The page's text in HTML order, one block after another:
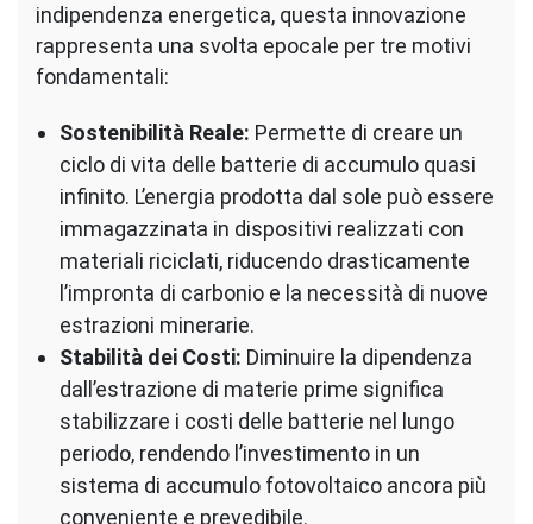
indipendenza energetica, questa innovazione
rappresenta una svolta epocale per tre motivi
fondamentali:
Sostenibilità Reale: Permette di creare un
ciclo di vita delle batterie di accumulo quasi
infinito. L’energia prodotta dal sole può essere
immagazzinata in dispositivi realizzati con
materiali riciclati, riducendo drasticamente
l’impronta di carbonio e la necessità di nuove
estrazioni minerarie.
Stabilità dei Costi: Diminuire la dipendenza
dall’estrazione di materie prime significa
stabilizzare i costi delle batterie nel lungo
periodo, rendendo l’investimento in un
sistema di accumulo fotovoltaico ancora più
conveniente e prevedibile.